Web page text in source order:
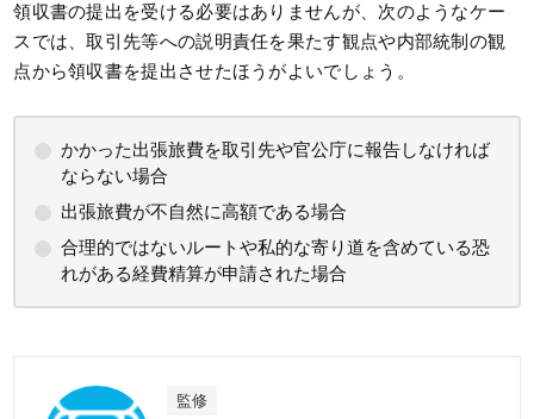
領収書の提出を受ける必要はありませんが、次のようなケー
スでは、取引先等への説明責任を果たす観点や内部統制の観
点から領収書を提出させたほうがよいでしょう。
かかった出張旅費を取引先や官公庁に報告しなければ
ならない場合
出張旅費が不自然に高額である場合
合理的ではないルートや私的な寄り道を含めている恐
れがある経費精算が申請された場合
監修